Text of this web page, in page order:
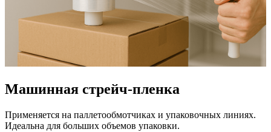
Машинная стрейч-пленка
Применяется на паллетообмотчиках и упаковочных линиях.
Идеальна для больших объемов упаковки.